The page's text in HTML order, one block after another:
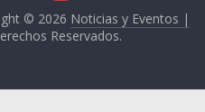
© 2026 Noticias y Eventos |
Reservados.